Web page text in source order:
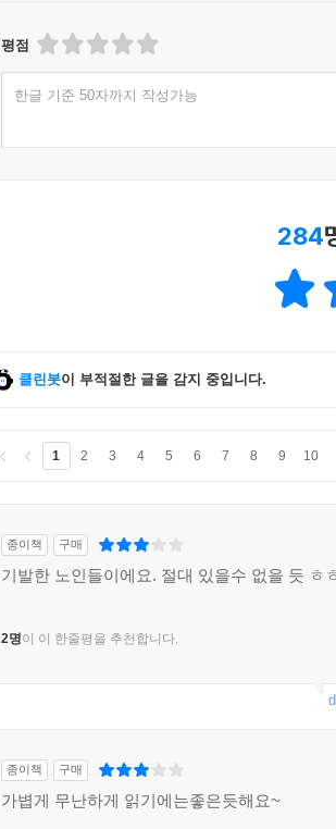
평점
한글 기준 50자까지 작성가능
284
클린봇이 부적절한 글을 감지 중입니다.
1 2 3 4 5 6 7 8 9 10
종이책 구매
기발한 노인들이에요. 절대 있을수 없을 듯 ㅎ
2명이 이 한줄평을 추천합니다.
종이책 구매
가볍게 무난하게 읽기에는좋은듯해요~